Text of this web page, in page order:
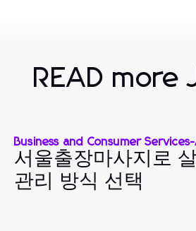
READ more
Business and Consumer Services-
서울출장마사지로
관리 방식 선택